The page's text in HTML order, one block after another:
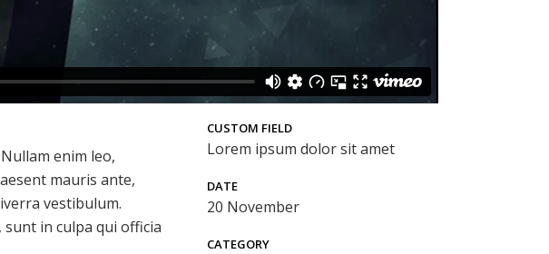
enim leo,
mauris ante,
vestibulum.
in culpa qui officia
CUSTOM FIELD
Lorem ipsum dolor sit amet
DATE
20 November
CATEGORY